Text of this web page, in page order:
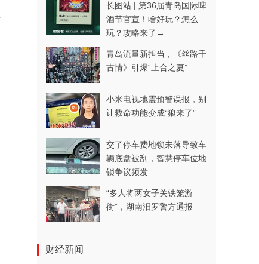
长图站 | 第36届青岛国际啤
酒节官宣！啥好玩？怎么
玩？攻略来了→
青岛流量新担当，《丝路千
古情》引爆“上合之夏”
小米电视地震预警误报，别
让救命功能变成“狼来了”
交了停车费地锁未落导致车
辆底盘被刮，智慧停车位地
锁争议频发
“多人将两女子关铁笼游
街”，湖南汨罗警方通报
财经新闻